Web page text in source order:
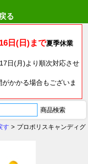
る
日(日)まで夏季休業
日(月)より順次対応させ
かかる場合もございま
す > プロポリスキャンディグ